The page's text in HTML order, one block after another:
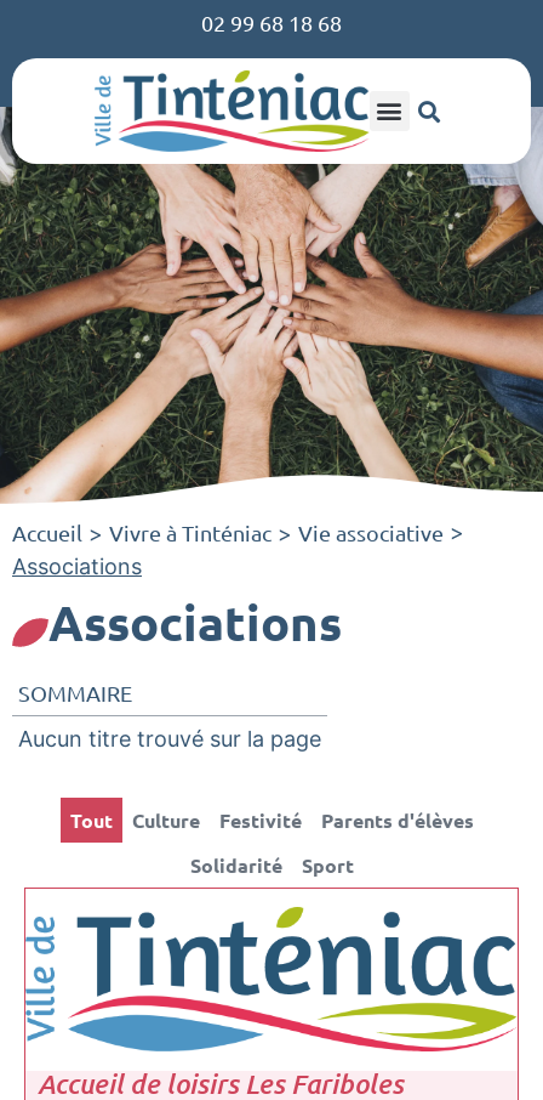
02 99 68 18 68
Accueil > Vivre à Tinténiac > Vie associative >
Associations
Associations
SOMMAIRE
Aucun titre trouvé sur la page
Culture Festivité
Parents d'élèves
Solidarité
Sport
Tout
Accueil de loisirs Les Fariboles